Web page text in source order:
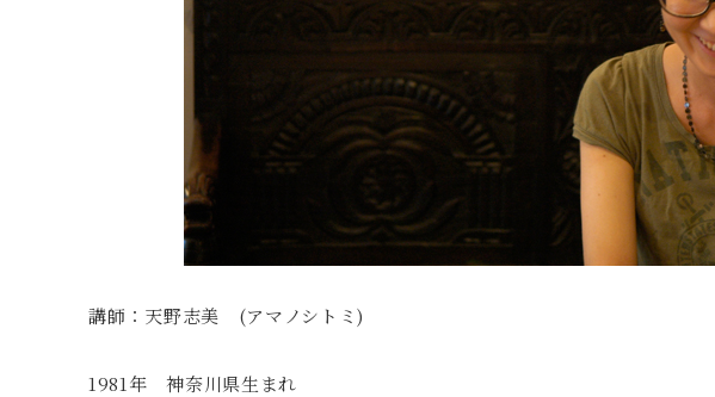
講師：天野志美 (アマノシトミ)
1981年 神奈川県生まれ